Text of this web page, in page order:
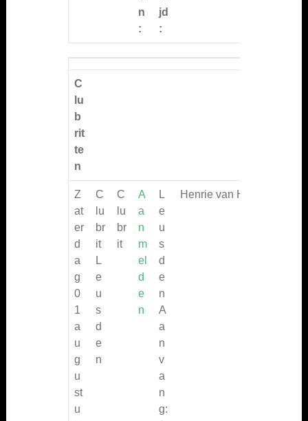
n
:
jd
:
at
u
m
:
n
:
jd
:
C
lu
b
rit
te
n
Z
at
er
d
a
g
0
1
a
u
g
u
st
u
C
lu
br
it
L
e
u
s
d
e
n
C
lu
br
it
A
a
n
m
el
d
e
n
L
e
u
s
d
e
n
A
a
n
v
a
n
g:
Henrie van Hunenstein